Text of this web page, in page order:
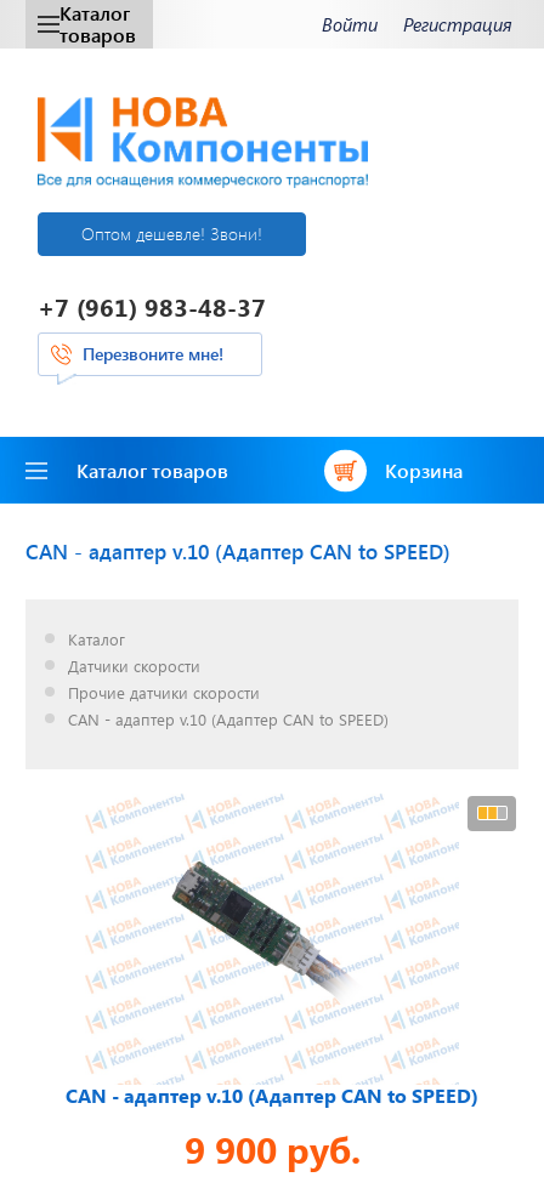
Каталог
товаров
Войти Регистрация
Оптом дешевле! Звони!
+7 (961) 983-48-37
Перезвоните мне!
Каталог товаров Корзина
Открылся новый
склад
г. Нижний Новгород
Акции. Скидки.
Спецпредложения.
Узнать подробнее...
Отвечаем на актуальные
вопросы
CAN - адаптер v.10 (Адаптер CAN to SPEED)
Каталог
Датчики скорости
Прочие датчики скорости
CAN - адаптер v.10 (Адаптер CAN to SPEED)
CAN - адаптер v.10 (Адаптер CAN to SPEED)
9 900 руб.